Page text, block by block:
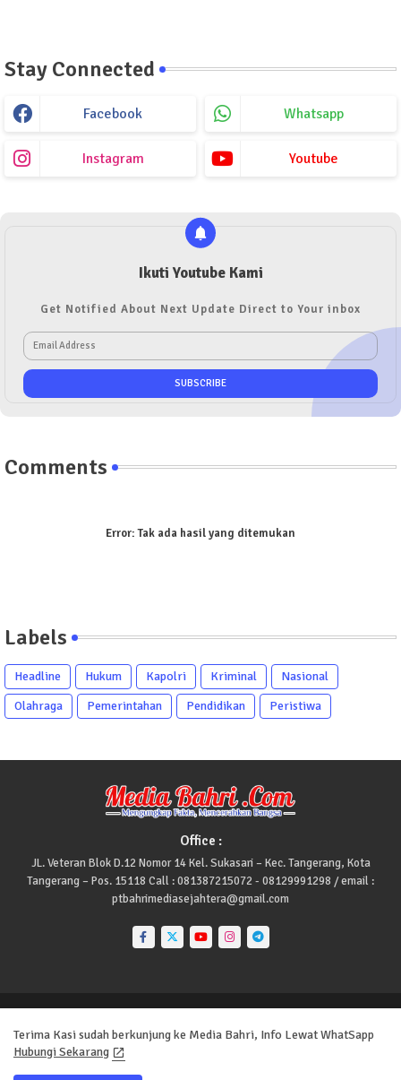
Stay Connected
Facebook Whatsapp
Instagram Youtube
Ikuti Youtube Kami
Get Notified About Next Update Direct to Your inbox
Comments
Error:Tak ada hasil yang ditemukan
Labels
Headline Hukum Kapolri Kriminal
Nasional
Olahraga
Pemerintahan Pendidikan Peristiwa
Office :
JL. Veteran Blok D.12 Nomor 14 Kel. Sukasari – Kec. Tangerang, Kota
Tangerang – Pos. 15118 Call : 081387215072 - 08129991298 / email :
ptbahrimediasejahtera@gmail.com
Site Maps
Pedoman Media Siber Redaksi
Terima Kasi sudah berkunjung ke Media Bahri, Info Lewat WhatSapp
Hubungi Sekarang